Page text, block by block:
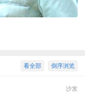
倒序浏览
看全部
沙发